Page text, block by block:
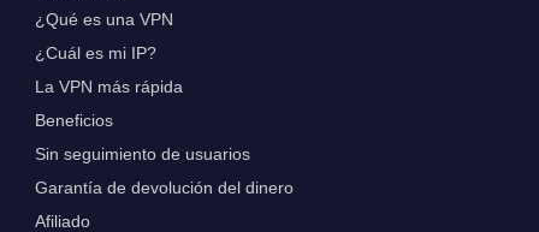
¿Qué es una VPN
¿Cuál es mi IP?
La VPN más rápida
Beneficios
Sin seguimiento de usuarios
Garantía de devolución del dinero
Afiliado